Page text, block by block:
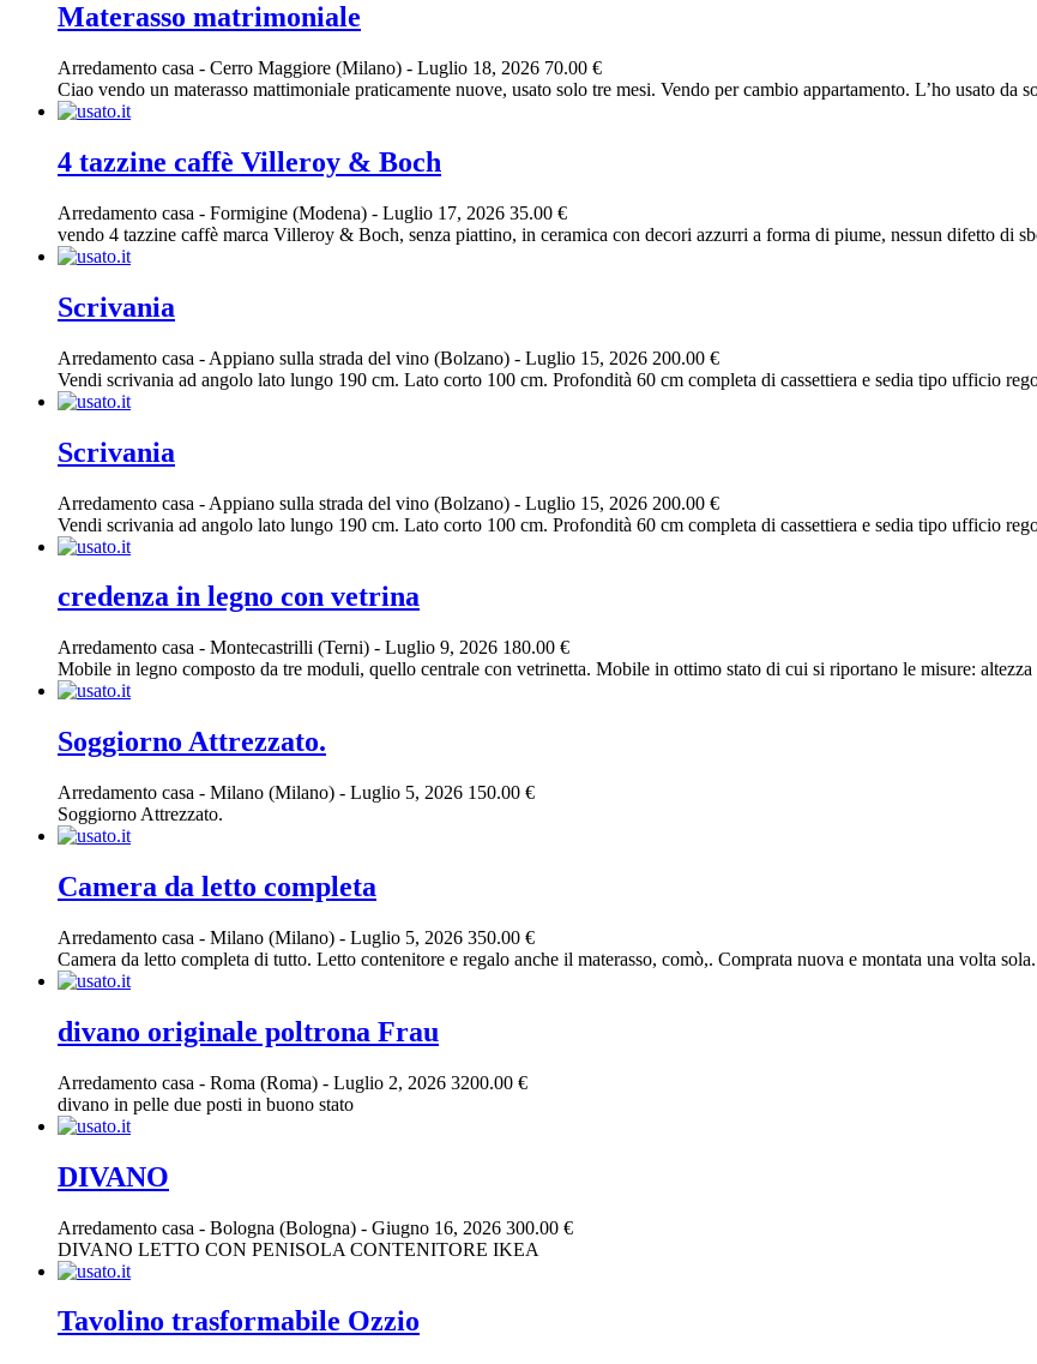
Materasso matrimoniale
Arredamento casa - Cerro Maggiore (Milano) - Luglio 18, 2026 70.00 €
Ciao vendo un materasso mattimoniale praticamente nuove, usato solo tre mesi. Vendo per cambio appartamento. L’ho usato da
4 tazzine caffè Villeroy & Boch
Arredamento casa - Formigine (Modena) - Luglio 17, 2026 35.00 €
vendo 4 tazzine caffè marca Villeroy & Boch, senza piattino, in ceramica con decori azzurri a forma di piume, nessun difetto di
Scrivania
Arredamento casa - Appiano sulla strada del vino (Bolzano) - Luglio 15, 2026 200.00 €
Vendi scrivania ad angolo lato lungo 190 cm. Lato corto 100 cm. Profondità 60 cm completa di cassettiera e sedia tipo ufficio
Scrivania
Arredamento casa - Appiano sulla strada del vino (Bolzano) - Luglio 15, 2026 200.00 €
Vendi scrivania ad angolo lato lungo 190 cm. Lato corto 100 cm. Profondità 60 cm completa di cassettiera e sedia tipo ufficio
credenza in legno con vetrina
Arredamento casa - Montecastrilli (Terni) - Luglio 9, 2026 180.00 €
Mobile in legno composto da tre moduli, quello centrale con vetrinetta. Mobile in ottimo stato di cui si riportano le misure:
Soggiorno Attrezzato.
Arredamento casa - Milano (Milano) - Luglio 5, 2026 150.00 €
Soggiorno Attrezzato.
Camera da letto completa
Arredamento casa - Milano (Milano) - Luglio 5, 2026 350.00 €
Camera da letto completa di tutto. Letto contenitore e regalo anche il materasso, comò,. Comprata nuova e montata una volta sola.
divano originale poltrona Frau
Arredamento casa - Roma (Roma) - Luglio 2, 2026 3200.00 €
divano in pelle due posti in buono stato
DIVANO
Arredamento casa - Bologna (Bologna) - Giugno 16, 2026 300.00 €
DIVANO LETTO CON PENISOLA CONTENITORE IKEA
Tavolino trasformabile Ozzio